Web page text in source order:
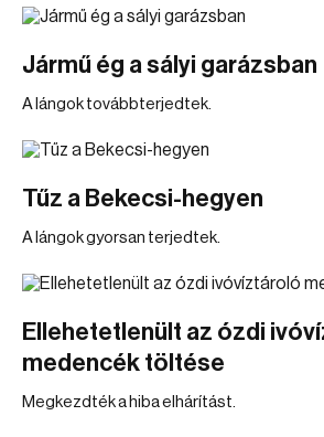
Jármű ég a sályi garázsban
A lángok továbbterjedtek.
Tűz a Bekecsi-hegyen
A lángok gyorsan terjedtek.
Ellehetetlenült az ózdi
medencék töltése
Megkezdték a hiba elhárítást.